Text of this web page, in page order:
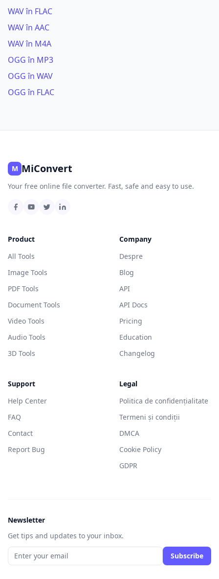
WAV în FLAC
WAV în AAC
WAV în M4A
OGG în MP3
OGG în WAV
OGG în FLAC
M MiConvert
Your free online file converter. Fast, safe and easy to use.
Product
All Tools
Image Tools
PDF Tools
Document Tools
Video Tools
Audio Tools
3D Tools
Company
Despre
Blog
API
API Docs
Pricing
Education
Changelog
Support
Help Center
FAQ
Contact
Report Bug
Legal
Politica de confidențialitate
Termeni și condiții
DMCA
Cookie Policy
GDPR
Newsletter
Get tips and updates to your inbox.
Subscribe